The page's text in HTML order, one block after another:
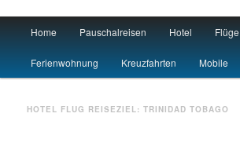
Urlaub
Skip to primary content
Skip to secondary content
Home Pauschalreisen Hotel Flüge
Ferienwohnung Kreuzfahrten Mobile
HOTEL FLUG REISEZIEL:TRINIDAD TOBAGO